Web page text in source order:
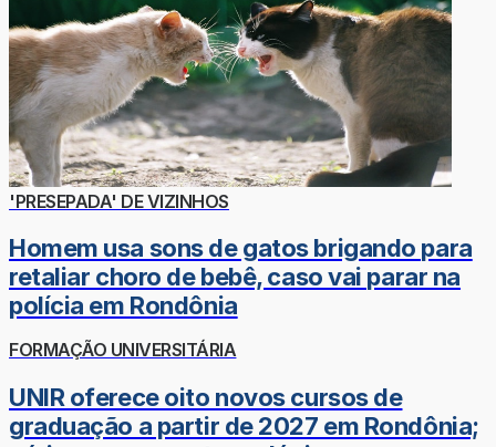
'PRESEPADA' DE VIZINHOS
Homem usa sons de gatos brigando para
retaliar choro de bebê, caso vai parar na
polícia em Rondônia
FORMAÇÃO UNIVERSITÁRIA
UNIR oferece oito novos cursos de
graduação a partir de 2027 em Rondônia;